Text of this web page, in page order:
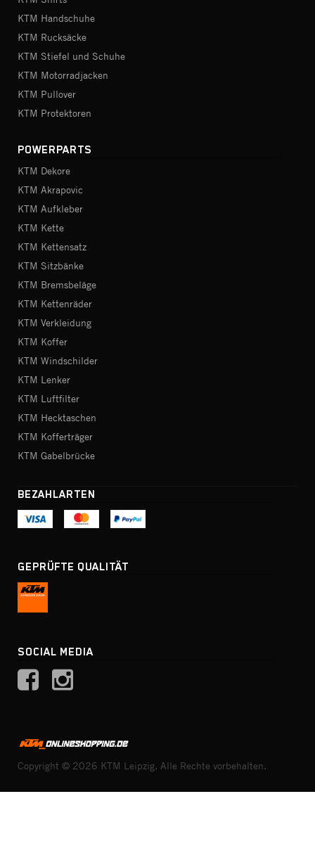
KTM Handschuhe
KTM Rucksäcke
KTM Stiefel und Schuhe
KTM Motorradjacken
KTM Pullover
KTM Protektoren
POWERPARTS
KTM Dekore
KTM Akrapovic
KTM Aufkleber
KTM Kette
KTM Kettensatz
KTM Sitzbänke
KTM Bremsbeläge
KTM Kettenräder
KTM Verkleidung
KTM Koffer
KTM Windschilder
KTM Lenker
KTM Luftfilter
KTM Hecktaschen
KTM Kofferträger
KTM Gabelbrücke
BEZAHLARTEN
GEPRÜFTE QUALITÄT
SOCIAL MEDIA
Copyright © 2026 KTM Leipzig. Alle Rechte vorbehalten.